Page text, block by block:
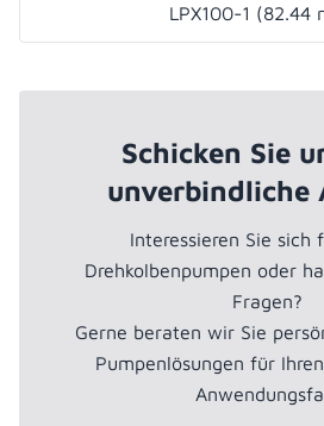
LPX100-1 (82.44
Schicken Sie
unverbindliche
Interessieren Sie sich
Drehkolbenpumpen oder
Fragen?
Gerne beraten wir Sie
Pumpenlösungen für